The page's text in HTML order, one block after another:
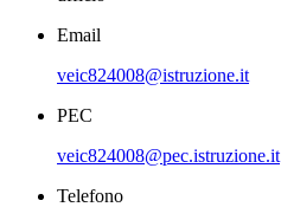
Email
veic824008@istruzione.it
PEC
veic824008@pec.istruzione.it
Telefono